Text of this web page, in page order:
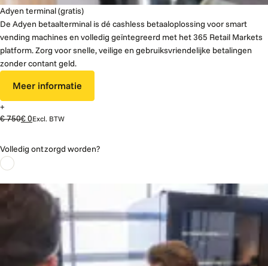
Adyen terminal (gratis)
De Adyen betaalterminal is dé cashless betaaloplossing voor smart
vending machines en volledig geïntegreerd met het 365 Retail Markets
platform. Zorg voor snelle, veilige en gebruiksvriendelijke betalingen
zonder contant geld.
Meer informatie
+
€ 750€ 0Excl. BTW
Volledig ontzorgd worden?